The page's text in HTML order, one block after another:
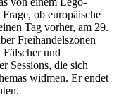
ob europäische
Tag vorher, am 29.
Freihandelszonen
und
Sessions, die sich
widmen. Er endet